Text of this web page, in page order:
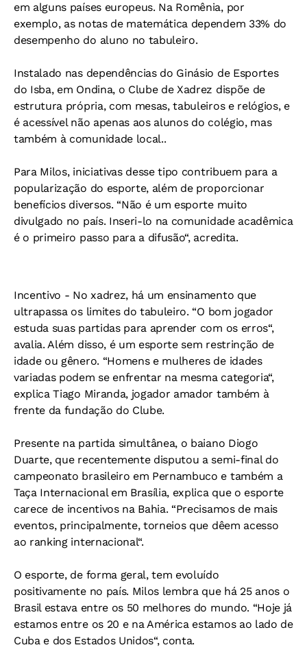
em alguns países europeus. Na Romênia, por
exemplo, as notas de matemática dependem 33% do
desempenho do aluno no tabuleiro.
Instalado nas dependências do Ginásio de Esportes
do Isba, em Ondina, o Clube de Xadrez dispõe de
estrutura própria, com mesas, tabuleiros e relógios, e
é acessível não apenas aos alunos do colégio, mas
também à comunidade local..
Para Milos, iniciativas desse tipo contribuem para a
popularização do esporte, além de proporcionar
benefícios diversos. “Não é um esporte muito
divulgado no país. Inseri-lo na comunidade acadêmica
é o primeiro passo para a difusão“, acredita.
Incentivo - No xadrez, há um ensinamento que
ultrapassa os limites do tabuleiro. “O bom jogador
estuda suas partidas para aprender com os erros“,
avalia. Além disso, é um esporte sem restrinção de
idade ou gênero. “Homens e mulheres de idades
variadas podem se enfrentar na mesma categoria“,
explica Tiago Miranda, jogador amador também à
frente da fundação do Clube.
Presente na partida simultânea, o baiano Diogo
Duarte, que recentemente disputou a semi-final do
campeonato brasileiro em Pernambuco e também a
Taça Internacional em Brasília, explica que o esporte
carece de incentivos na Bahia. “Precisamos de mais
eventos, principalmente, torneios que dêem acesso
ao ranking internacional“.
O esporte, de forma geral, tem evoluído
positivamente no país. Milos lembra que há 25 anos o
Brasil estava entre os 50 melhores do mundo. “Hoje já
estamos entre os 20 e na América estamos ao lado de
Cuba e dos Estados Unidos“, conta.